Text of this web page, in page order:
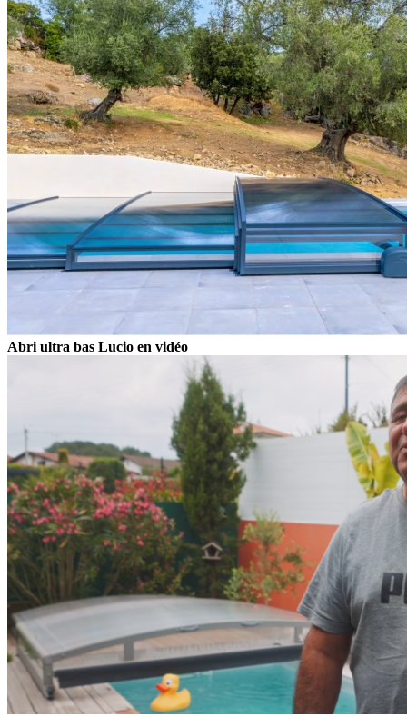
Abri ultra bas Lucio en vidéo